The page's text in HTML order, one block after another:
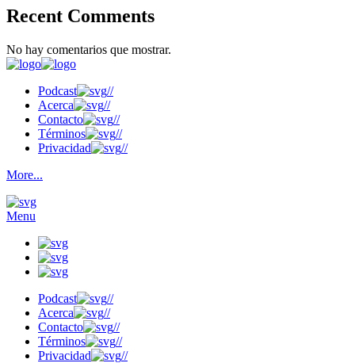
Recent Comments
No hay comentarios que mostrar.
Podcast
//
Acerca
//
Contacto
//
Términos
//
Privacidad
//
More...
Menu
Podcast
//
Acerca
//
Contacto
//
Términos
//
Privacidad
//